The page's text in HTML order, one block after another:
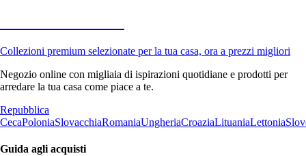
Collezioni premium selezionate per la tua casa, ora a prezzi migliori
Negozio online con migliaia di ispirazioni quotidiane e prodotti per
arredare la tua casa come piace a te.
Repubblica
CecaPoloniaSlovacchiaRomaniaUngheriaCroaziaLituaniaLettonia
Guida agli acquisti